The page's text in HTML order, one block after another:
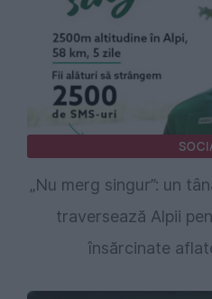
„Nu merg singur”: un
traversează Alpii
însărcinate